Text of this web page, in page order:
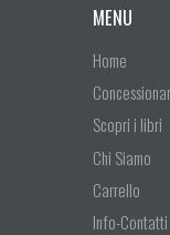
MENU
Home
Scopri i libri
Chi Siamo
Carrello
Info-Contatti